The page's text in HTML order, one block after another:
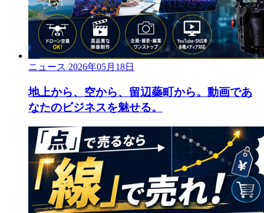
ニュース 2026年05月18日
地上から、空から、留辺蘂町から。動画であ
なたのビジネスを魅せる。